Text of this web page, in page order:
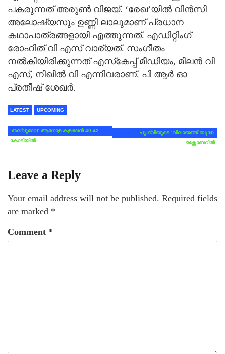
പകരുന്നത് അരുണ്‍ വിജയ്. ‘രേഖ’യില്‍ വിന്‍സി
അലോഷ്യസും ഉണ്ണി ലാലുമാണ് പ്രധാന
കഥാപാത്രങ്ങളായി എത്തുന്നത്. എഡിറ്റിംഗ്
രോഹിത് വി എസ് വാര്യത്. സംഗീതം
നല്‍കിയിരിക്കുന്നത് എസ്‌കേപ്പ് മീഡിയം, മിലന്‍ വി
എസ്, നിഖില്‍ വി എന്നിവരാണ്. പി ആർ ഓ
പ്രതീഷ് ശേഖർ.
LATEST UPCOMING
‘തല്ലുമാല’ ആഗോള കളക്ഷന്‍ 40-42
കോടിയില്‍
പൃഥ്വിയുടെ ‘വിലായത്ത് ബുദ്ധ’
ഒക്റ്റോബറില്‍
Leave a Reply
Your email address will not be published. Required fields
are marked *
Comment *